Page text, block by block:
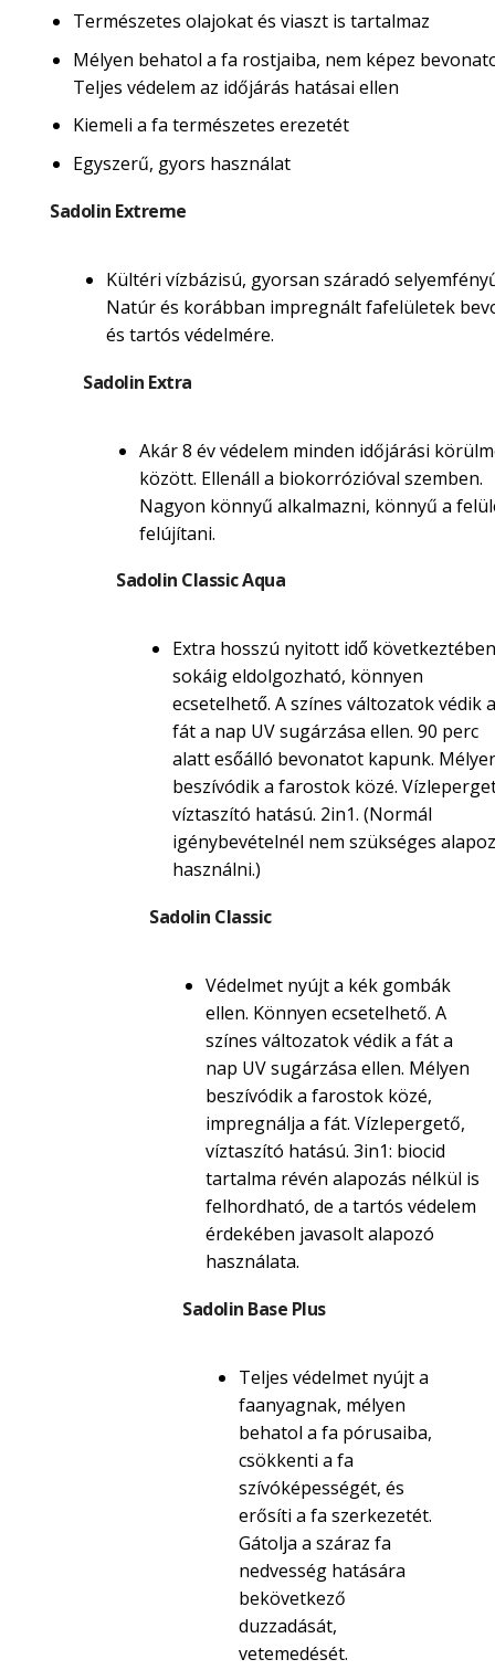
Természetes olajokat és viaszt is tartalmaz
Mélyen behatol a fa rostjaiba, nem képez
Teljes védelem az időjárás hatásai ellen
Kiemeli a fa természetes erezetét
Egyszerű, gyors használat
Sadolin Extreme
Kültéri vízbázisú, gyorsan száradó
Natúr és korábban impregnált fafelületek
és tartós védelmére.
Sadolin Extra
Akár 8 év védelem minden időjárási
között. Ellenáll a biokorrózióval szemben.
Nagyon könnyű alkalmazni, könnyű a
felújítani.
Sadolin Classic Aqua
Extra hosszú nyitott idő következtében
sokáig eldolgozható, könnyen
ecsetelhető. A színes változatok védik a
fát a nap UV sugárzása ellen. 90 perc
alatt esőálló bevonatot kapunk.
beszívódik a farostok közé.
víztaszító hatású. 2in1. (Normál
igénybevételnél nem szükséges
használni.)
Sadolin Classic
Védelmet nyújt a kék gombák
ellen. Könnyen ecsetelhető. A
színes változatok védik a fát a
nap UV sugárzása ellen. Mélyen
beszívódik a farostok közé,
impregnálja a fát. Vízlepergető,
víztaszító hatású. 3in1: biocid
tartalma révén alapozás nélkül is
felhordható, de a tartós védelem
érdekében javasolt alapozó
használata.
Sadolin Base Plus
Teljes védelmet nyújt a
faanyagnak, mélyen
behatol a fa pórusaiba,
csökkenti a fa
szívóképességét, és
erősíti a fa szerkezetét.
Gátolja a száraz fa
nedvesség hatására
bekövetkező
duzzadását,
vetemedését.